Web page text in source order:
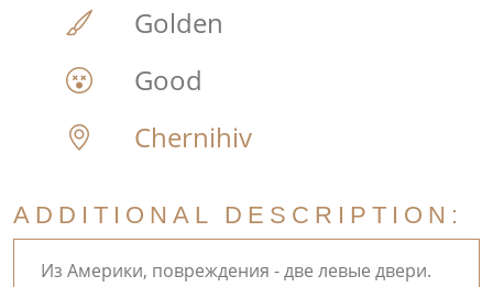
Golden
Good
Chernihiv
ADDITIONAL DESCRIPTION:
Из Америки, повреждения - две левые двери.